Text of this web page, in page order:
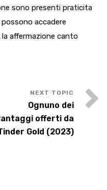
sono presenti praticita
accadere
affermazione canto
Ognuno dei
offerti da
Gold (2023)